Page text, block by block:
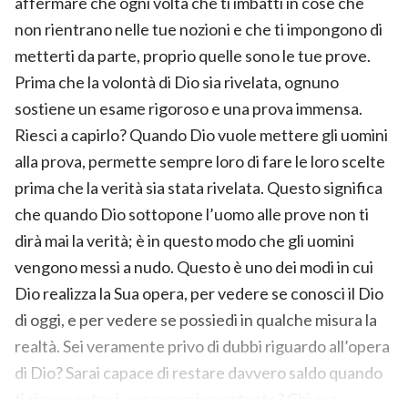
non rientrano nelle tue nozioni e che ti impongono di
metterti da parte, proprio quelle sono le tue prove.
Prima che la volontà di Dio sia rivelata, ognuno
sostiene un esame rigoroso e una prova immensa.
Riesci a capirlo? Quando Dio vuole mettere gli uomini
alla prova, permette sempre loro di fare le loro scelte
prima che la verità sia stata rivelata. Questo significa
che quando Dio sottopone l’uomo alle prove non ti
dirà mai la verità; è in questo modo che gli uomini
vengono messi a nudo. Questo è uno dei modi in cui
Dio realizza la Sua opera, per vedere se conosci il Dio
di oggi, e per vedere se possiedi in qualche misura la
realtà. Sei veramente privo di dubbi riguardo all’opera
di Dio? Sarai capace di restare davvero saldo quando